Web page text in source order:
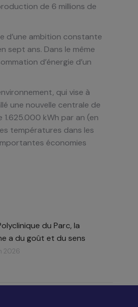
de 6 millions de
d’une ambition constante
sept ans. Dans le même
d’énergie d’un
qui vise à
une nouvelle centrale de
kWh par an (en
températures dans les
économies
du Parc, la
a du goût et du sens
2026